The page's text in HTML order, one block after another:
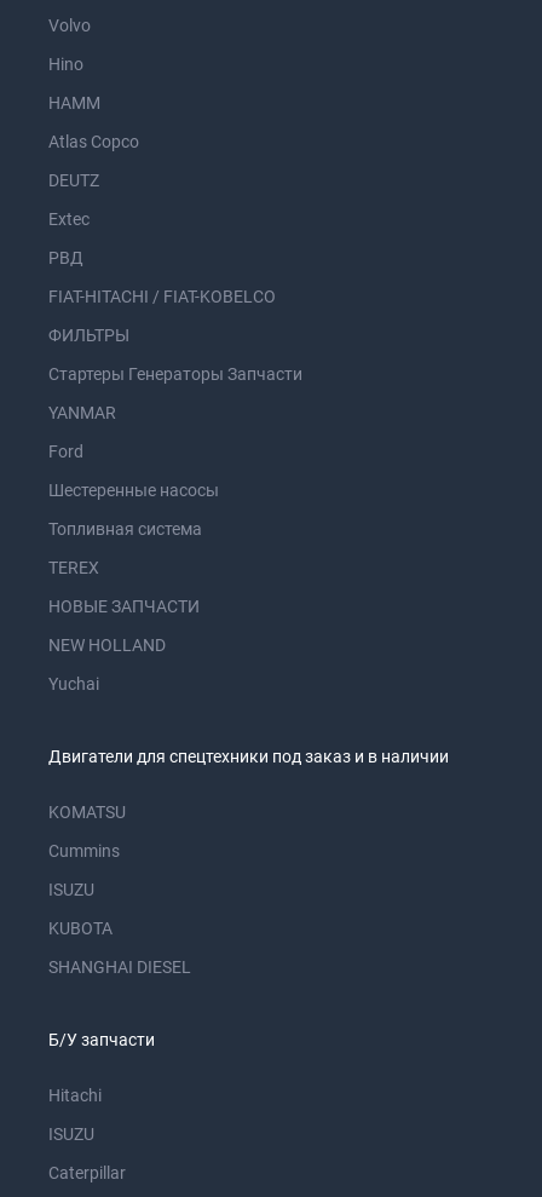
Volvo
Hino
HAMM
Atlas Copco
DEUTZ
Extec
РВД
FIAT-HITACHI / FIAT-KOBELCO
ФИЛЬТРЫ
Стартеры Генераторы Запчасти
YANMAR
Ford
Шестеренные насосы
Топливная система
TEREX
НОВЫЕ ЗАПЧАСТИ
NEW HOLLAND
Yuchai
Двигатели для спецтехники под заказ и в наличии
KOMATSU
Cummins
ISUZU
KUBOTA
SHANGHAI DIESEL
Б/У запчасти
Hitachi
ISUZU
Caterpillar